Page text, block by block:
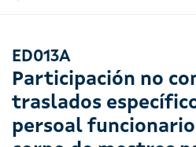
ED013A
Participación no
traslados
persoal